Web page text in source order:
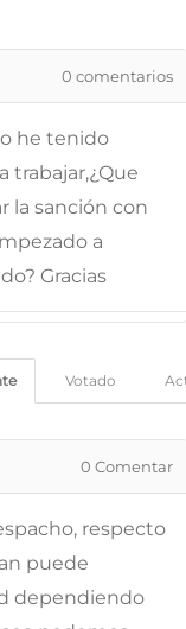
0 comentarios
he tenido
trabajar,¿Que
la sanción con
a
Gracias
Votado
0 Comentar
respecto
puede
dependiendo